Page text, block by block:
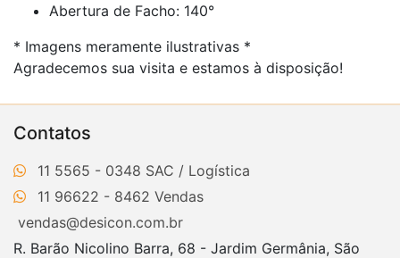
Abertura de Facho: 140°
* Imagens meramente ilustrativas *
Agradecemos sua visita e estamos à disposição!
Contatos
11 5565 - 0348
11 96622 - 8462
vendas@desicon.com.br
R. Barão Nicolino Barra, 68 - Jardim Germânia, São